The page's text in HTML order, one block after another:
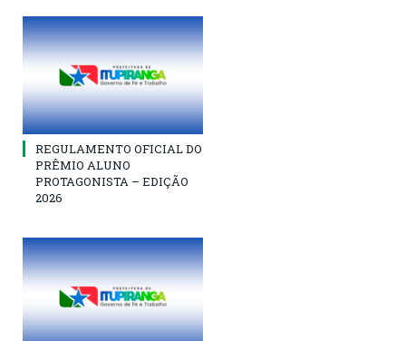
REGULAMENTO OFICIAL DO
PRÊMIO ALUNO
PROTAGONISTA – EDIÇÃO
2026